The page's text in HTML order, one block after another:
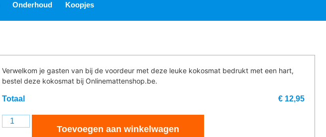
Onderhoud Koopjes
Verwelkom je gasten van bij de voordeur met deze leuke kokosmat bedrukt met een hart,
bestel deze kokosmat bij Onlinemattenshop.be.
Totaal € 12,95
Toevoegen aan winkelwagen